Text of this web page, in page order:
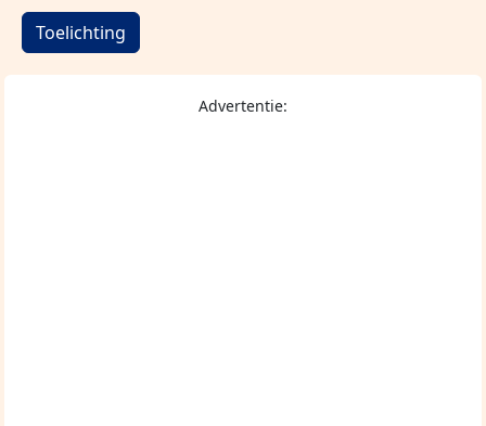
Toelichting
Advertentie: